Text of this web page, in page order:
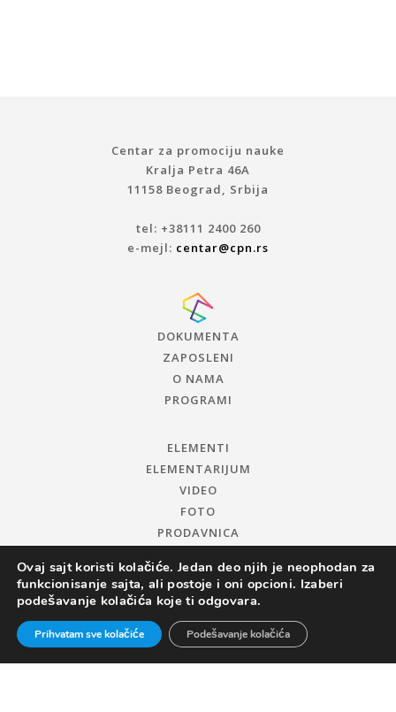
Centar za promociju nauke
Kralja Petra 46A
11158 Beograd, Srbija
tel: +38111 2400 260
e-mejl: centar@cpn.rs
DOKUMENTA
ZAPOSLENI
O NAMA
PROGRAMI
ELEMENTI
ELEMENTARIJUM
VIDEO
FOTO
PRODAVNICA
© 2019 CENTAR ZA PROMOCIJU NAUKE
Ovaj sajt koristi kolačiće. Jedan deo njih je neophodan za
funkcionisanje sajta, ali postoje i oni opcioni. Izaberi
podešavanje kolačića koje ti odgovara.
Prihvatam sve kolačiće Podešavanje kolačića